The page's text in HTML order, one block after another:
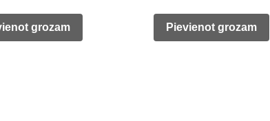
is:grozam
was:
is:
Pievienot grozam